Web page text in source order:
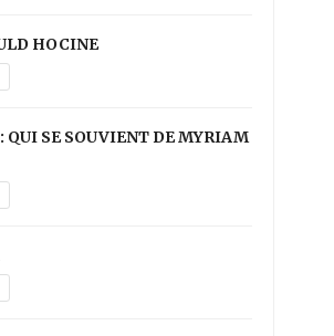
HOCINE
SE SOUVIENT DE MYRIAM